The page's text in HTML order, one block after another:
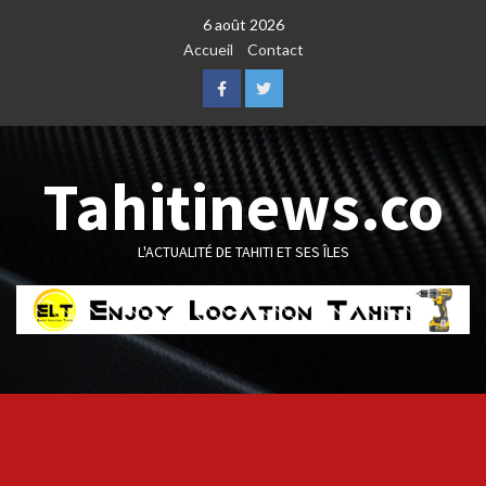
6 août 2026
Accueil
Contact
FacebookTwitter
Tahitinews.co
L'ACTUALITÉ DE TAHITI ET SES ÎLES